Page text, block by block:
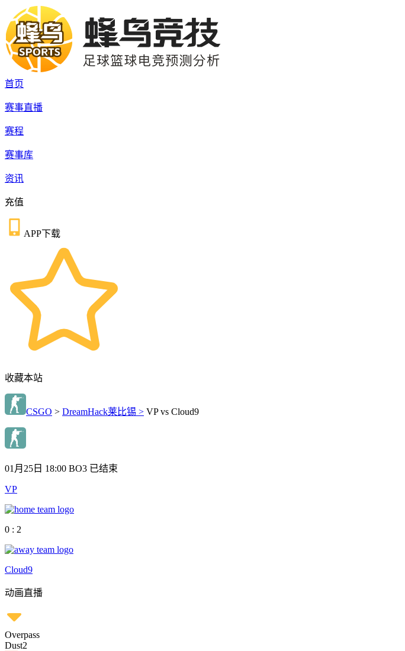
首页
赛事直播
赛程
赛事库
资讯
充值
APP下载
收藏本站
CSGO > DreamHack莱比锡 > VP vs Cloud9
01月25日 18:00 BO3 已结束
VP
0 : 2
Cloud9
动画直播
Overpass
Dust2